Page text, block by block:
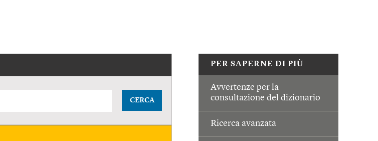
PER SAPERNE DI PIÙ
Avvertenze per la
consultazione del dizionario
Ricerca avanzata
CERCA